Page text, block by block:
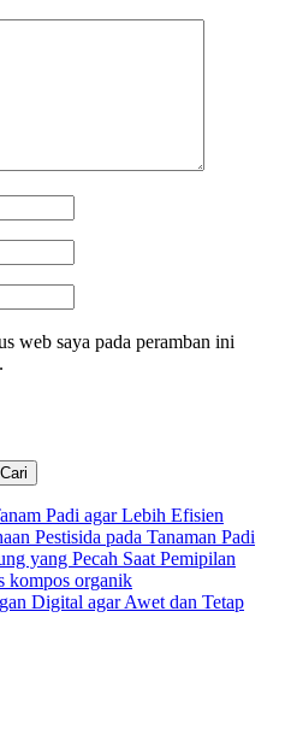
web saya pada peramban ini
Cari
Padi agar Lebih Efisien
Pestisida pada Tanaman Padi
yang Pecah Saat Pemipilan
kompos organik
Digital agar Awet dan Tetap